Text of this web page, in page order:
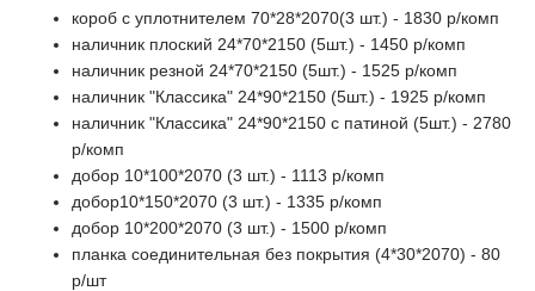
короб с уплотнителем 70*28*2070(3 шт.) - 1830 р/комп
наличник плоский 24*70*2150 (5шт.) - 1450 р/комп
наличник резной 24*70*2150 (5шт.) - 1525 р/комп
наличник "Классика" 24*90*2150 (5шт.) - 1925 р/комп
наличник "Классика" 24*90*2150 с патиной (5шт.) - 2780
р/комп
добор 10*100*2070 (3 шт.) - 1113 р/комп
добор10*150*2070 (3 шт.) - 1335 р/комп
добор 10*200*2070 (3 шт.) - 1500 р/комп
планка соединительная без покрытия (4*30*2070) - 80
р/шт